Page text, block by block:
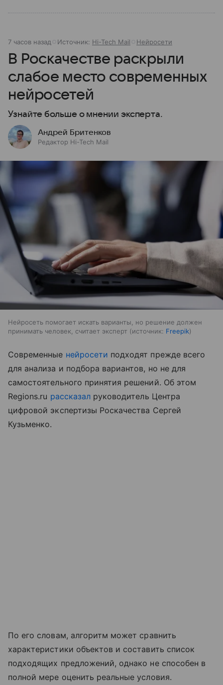
7 часов назад Источник: Hi-Tech Mail Нейросети
В Роскачестве раскрыли
слабое место современных
нейросетей
Узнайте больше о мнении эксперта.
Андрей Бритенков
Редактор Hi-Tech Mail
Нейросеть помогает искать варианты, но решение должен
принимать человек, считает эксперт
источник: Freepik
Cовременные нейросети подходят прежде всего
для анализа и подбора вариантов, но не для
самостоятельного принятия решений. Об этом
Regions.ru рассказалруководитель Центра
цифровой экспертизы Роскачества Сергей
Кузьменко.
По его словам, алгоритм может сравнить
характеристики объектов и составить список
подходящих предложений, однако не способен в
полной мере оценить реальные условия.